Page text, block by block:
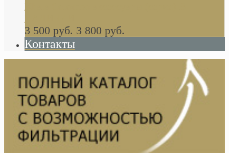
Khala Colombo аксессуары (серия) В
НАЛИЧИИ
3 500 руб. 3 800 руб.
Контакты